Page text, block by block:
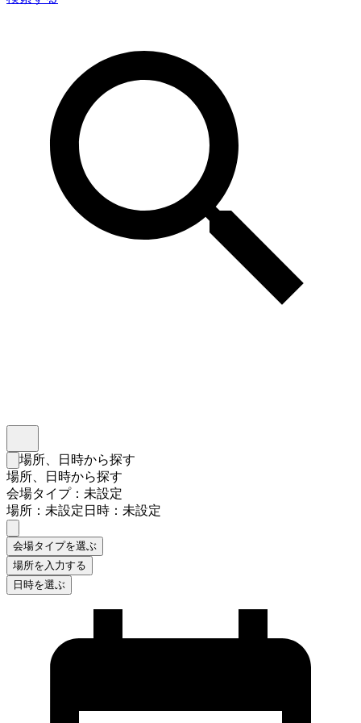
検索フォームを閉じる
場所、日時から探す
場所、日時から探す
会場タイプ：未設定
場所：未設定日時：未設定
会場タイプを選ぶ
場所を入力する
日時を選ぶ